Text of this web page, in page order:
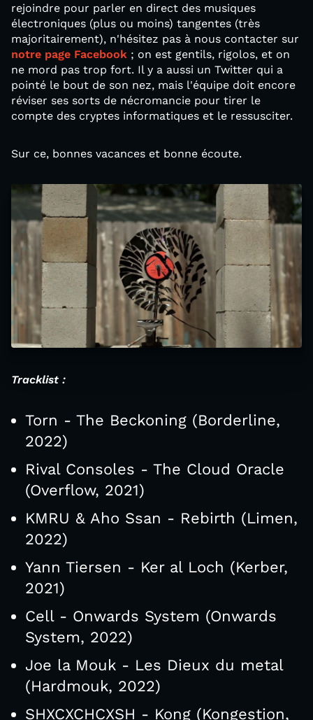
rejoindre pour parler en direct des musiques
électroniques (plus ou moins) tangentes (très
majoritairement), n'hésitez pas à nous contacter sur
notre page Facebook ; on est gentils, rigolos, et on
ne mord pas trop fort. Il y a aussi un Twitter qui a
pointé le bout de son nez, mais l'équipe doit encore
réviser ses sorts de nécromancie pour tirer le
compte des cryptes informatiques et le ressusciter.
Sur ce, bonnes vacances et bonne écoute.
Tracklist :
Torn - The Beckoning (Borderline,
2022)
Rival Consoles - The Cloud Oracle
(Overflow, 2021)
KMRU & Aho Ssan - Rebirth (Limen,
2022)
Yann Tiersen - Ker al Loch (Kerber,
2021)
Cell - Onwards System (Onwards
System, 2022)
Joe la Mouk - Les Dieux du metal
(Hardmouk, 2022)
SHXCXCHCXSH - Kong (Kongestion,